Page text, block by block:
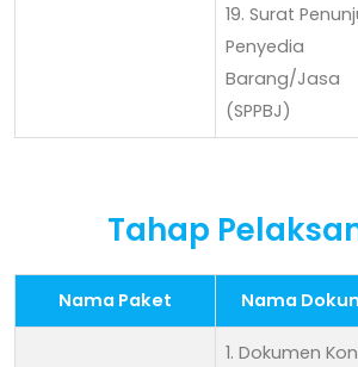
19. Surat
Penyedia
Barang/Jasa
(SPPBJ)
Tahap
Nama Paket Nama
1. Dokumen